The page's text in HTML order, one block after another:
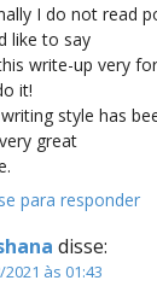
I do not read
like to say
write-up very
it!
style has
great
para responder
disse:
às 01:43